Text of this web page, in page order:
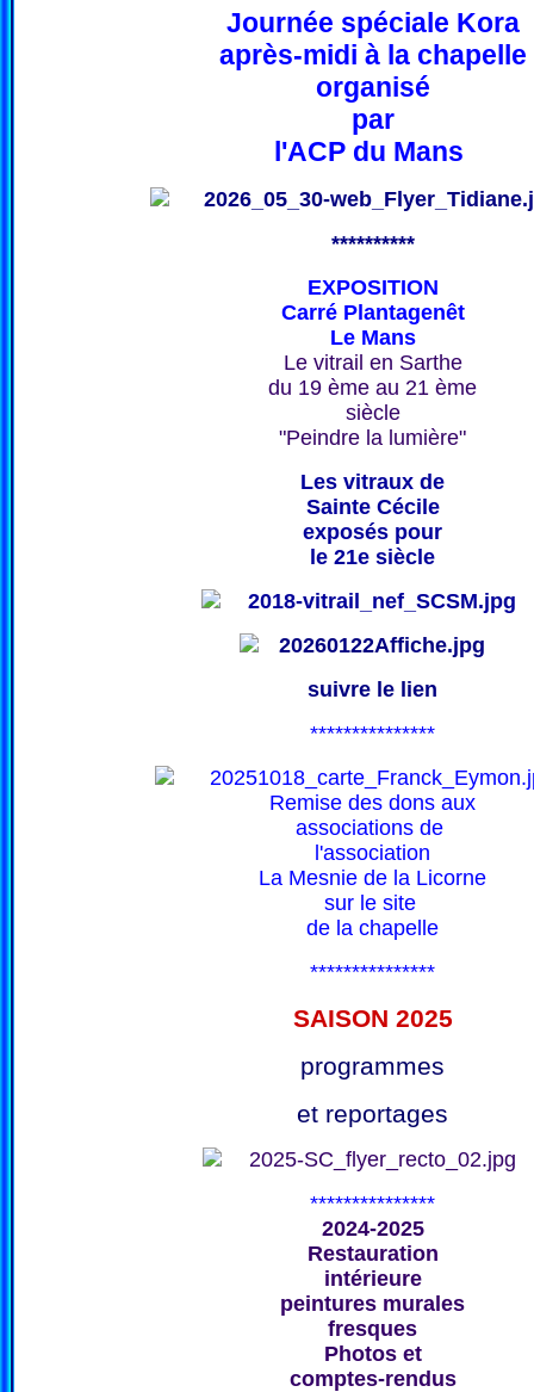
Journée spéciale Kora
après-midi à la chapelle
organisé
par
l'ACP du Mans
**********
EXPOSITION
Carré Plantagenêt
Le Mans
Le vitrail en Sarthe
du 19 ème au 21 ème
siècle
"Peindre la lumière"
Les vitraux de
Sainte Cécile
exposés pour
le 21e siècle
suivre le lien
***************
Remise des dons aux
associations de
l'association
La Mesnie de la Licorne
sur le site
de la chapelle
***************
SAISON 2025
programmes
et reportages
***************
2024-2025
Restauration
intérieure
peintures murales
fresques
Photos et
comptes-rendus